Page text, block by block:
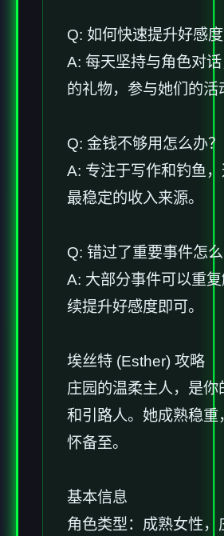
Q: 如何快速提升好感度
A: 每天坚持与角色对
的礼物，参与她们的活
Q: 金钱不够用怎么办？
A: 专注于写作和钓鱼
最稳定的收入来源。
Q: 错过了重要事件怎么
A: 大部分事件可以重
续提升好感度即可。
埃丝特 (Esther) 攻略
庄园的温柔主人，是你
和引路人。她成熟稳重
怀备至。
基本信息
角色类型：成熟女性，